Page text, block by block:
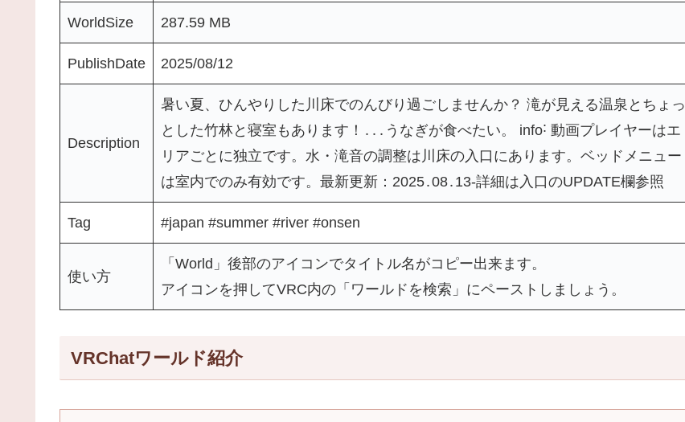
WorldSize 287.59 MB
PublishDate 2025/08/12
Description
暑い夏、ひんやりした川床でのんびり過ごしませんか？ 滝が見える温泉とちょっ
とした竹林と寝室もあります！․․․うなぎが食べたい。 info˸ 動画プレイヤーはエ
リアごとに独立です。水・滝音の調整は川床の入口にあります。ベッドメニュー
は室内でのみ有効です。最新更新：2025․08․13-詳細は入口のUPDATE欄参照
Tag #japan #summer #river #onsen
使い方
「World」後部のアイコンでタイトル名がコピー出来ます。
アイコンを押してVRC内の「ワールドを検索」にペーストしましょう。
VRChatワールド紹介